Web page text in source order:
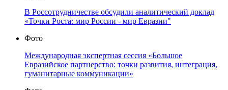
В Россотрудничестве обсудили аналитический доклад
«Точки Роста: мир России - мир Евразии"
Фото
Международная экспертная сессия «Большое
Евразийское партнерство: точки развития, интеграция,
гуманитарные коммуникации»